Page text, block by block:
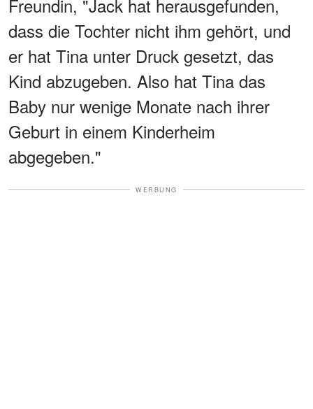
Freundin, "Jack hat herausgefunden,
dass die Tochter nicht ihm gehört, und
er hat Tina unter Druck gesetzt, das
Kind abzugeben. Also hat Tina das
Baby nur wenige Monate nach ihrer
Geburt in einem Kinderheim
abgegeben."
WERBUNG